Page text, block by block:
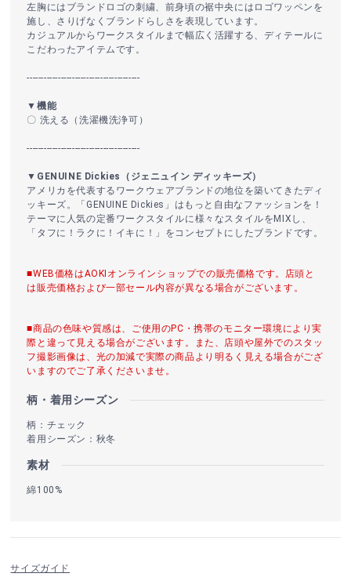
左胸にはブランドロゴの刺繍、前身頃の裾中央にはロゴワッペンを
施し、さりげなくブランドらしさを表現しています。
カジュアルからワークスタイルまで幅広く活躍する、ディテールに
こだわったアイテムです。
----------------------------------------
▼機能
〇 洗える（洗濯機洗浄可）
----------------------------------------
▼GENUINE Dickies（ジェニュイン ディッキーズ）
アメリカを代表するワークウェアブランドの地位を築いてきたディ
ッキーズ。「GENUINE Dickies」はもっと自由なファッションを！
テーマに人気の定番ワークスタイルに様々なスタイルをMIXし、
「タフに！ラクに！イキに！」をコンセプトにしたブランドです。
■WEB価格はAOKIオンラインショップでの販売価格です。店頭と
は販売価格および一部セール内容が異なる場合がございます。
■商品の色味や質感は、ご使用のPC・携帯のモニター環境により実
際と違って見える場合がございます。また、店頭や屋外でのスタッ
フ撮影画像は、光の加減で実際の商品より明るく見える場合がござ
いますのでご了承くださいませ。
柄・着用シーズン
柄：チェック
着用シーズン：秋冬
素材
綿100%
サイズガイド